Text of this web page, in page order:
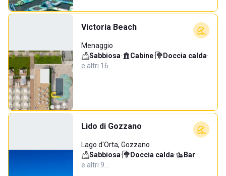
Victoria Beach
Menaggio
Sabbiosa· Cabine· Doccia calda·
e altri 16…
Lido di Gozzano
Lago d'Orta, Gozzano
Sabbiosa· Doccia calda· Bar·
e altri 9…